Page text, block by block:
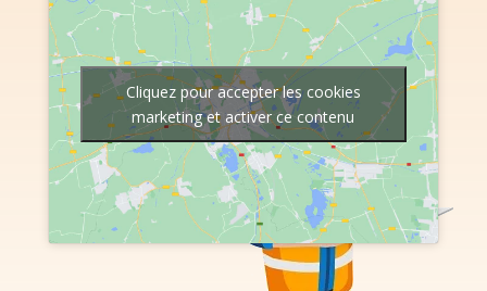
Cliquez pour accepter les cookies
marketing et activer ce contenu